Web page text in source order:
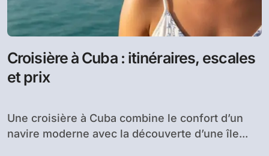
Croisière à Cuba : itinéraires, escales
et prix
Une croisière à Cuba combine le confort d’un
navire moderne avec la découverte d’une île...